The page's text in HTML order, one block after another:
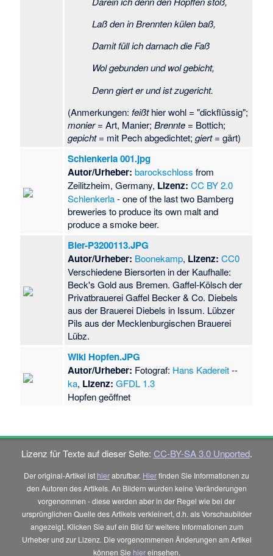
Laß den in Brennten külen baß,
Damit füll ich darnach die Faß
Wol gebunden und wol gebicht,
Denn giert er und ist zugericht.
(Anmerkungen:feißthier wohl = "dickflüssig";
monier= Art, Manier;Brennte = Bottich;
gepicht= mit Pech abgedichtet;giert= gärt)
Schlenkerla 001.jpg
Autor/Urheber: barockschloss from
Zeilitzheim, Germany, Lizenz: CC BY 2.0
Schlenkerla- one of the last two Bamberg
breweries to produce its own malt and
produce a smoke beer.
Bier-P3200113.JPG
Autor/Urheber: Boonekamp, Lizenz: CC0
Verschiedene Biersorten in der Kaufhalle:
Beck's Gold aus Bremen. Gaffel-Kölsch der
Privatbrauerei Gaffel Becker & Co. Diebels
aus der Brauerei Diebels in Issum. Lübzer
Pils aus der Mecklenburgischen Brauerei
Lübz.
Wiki Hopfen.JPG
Autor/Urheber: Fotograf: Hans Kadereit--
ka, Lizenz: GFDL 1.3
Hopfen geöffnet
Lizenz für Texte auf dieser Seite: CC-BY-SA 3.0 Unported.
Der original-Artikel ist hierabrufbar. Hierfinden Sie Informationen zu
den Autoren des Artikels. An Bildern wurden keine Veränderungen
vorgenommen - diese werden aber in der Regel wie bei der
ursprünglichen Quelle des Artikels verkleinert, d.h. als Vorschaubilder
angezeigt. Klicken Sie auf ein Bild für weitere Informationen zum
Urheber und zur Lizenz. Die vorgenommenen Änderungen am Artikel
können Sie hiereinsehen.